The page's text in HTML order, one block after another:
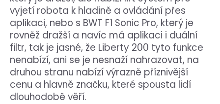
vyjetí robota k hladině a ovládání přes
aplikaci, nebo s BWT F1 Sonic Pro, který je
rovněž dražší a navíc má aplikaci i duální
filtr, tak je jasné, že Liberty 200 tyto funkce
nenabízí, ani se je nesnaží nahrazovat, na
druhou stranu nabízí výrazně příznivější
cenu a hlavně značku, které spousta lidí
dlouhodobě věří.
BWT
ES
NANO
11
990
Kč